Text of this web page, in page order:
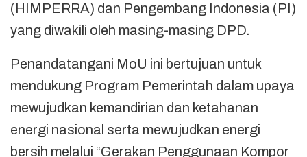
(HIMPERRA) dan Pengembang Indonesia (PI)
yang diwakili oleh masing-masing DPD.
Penandatangani MoU ini bertujuan untuk
mendukung Program Pemerintah dalam upaya
mewujudkan kemandirian dan ketahanan
energi nasional serta mewujudkan energi
bersih melalui “Gerakan Penggunaan Kompor